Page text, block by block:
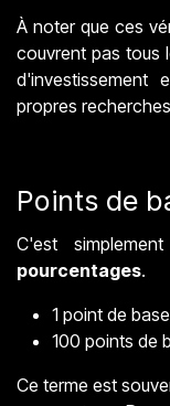
À noter que ces
couvrent pas tous
d'investissement
propres
Points de
C'est
pourcentages.
1 point de
100 points de
Ce terme est